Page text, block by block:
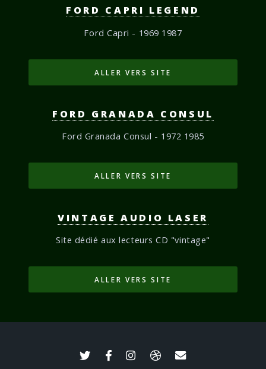
FORD CAPRI LEGEND
Ford Capri - 1969 1987
ALLER VERS SITE
FORD GRANADA CONSUL
Ford Granada Consul - 1972 1985
ALLER VERS SITE
VINTAGE AUDIO LASER
Site dédié aux lecteurs CD "vintage"
ALLER VERS SITE